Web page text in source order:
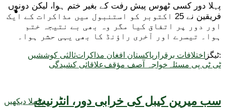
ٹیکنالوجی
سب میرین کیبل کی خرابی دور، انٹرنیٹ
پہلا دور کسی ٹھوس پیش رفت کے بغیر ختم ہوا، لیکن دونوں
فریقین نے 25 اکتوبر کو استنبول میں مذاکرات کے ایک
اور دور پر اتفاق کیا مگر وہ بھی بے نتیجہ ختم
ہوا۔ تیسرے اور آخری راؤنڈ کا بھی یہی حشر ہوا۔
ٹیگز: اختلافات برقرار پاکستان افغان مذاکراتثالثی کوششیں
ٹی ٹی پی مسئلہ خواجہ آصف مؤقفعلاقائی کشیدگی
پچھلا دیکھیں